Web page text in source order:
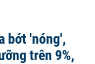
bớt 'nóng',
trên 9%,